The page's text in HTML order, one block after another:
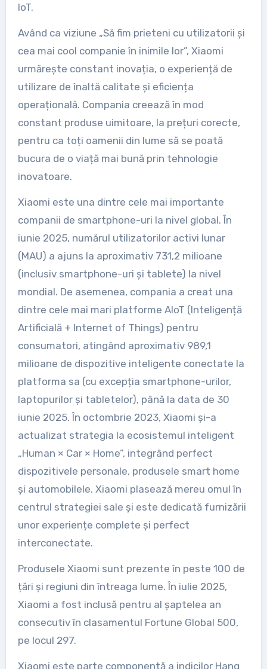
IoT.
Având ca viziune „Să fim prieteni cu utilizatorii și
cea mai cool companie în inimile lor”, Xiaomi
urmărește constant inovația, o experiență de
utilizare de înaltă calitate și eficiența
operațională. Compania creează în mod
constant produse uimitoare, la prețuri corecte,
pentru ca toți oamenii din lume să se poată
bucura de o viață mai bună prin tehnologie
inovatoare.
Xiaomi este una dintre cele mai importante
companii de smartphone-uri la nivel global. În
iunie 2025, numărul utilizatorilor activi lunar
(MAU) a ajuns la aproximativ 731,2 milioane
(inclusiv smartphone-uri și tablete) la nivel
mondial. De asemenea, compania a creat una
dintre cele mai mari platforme AIoT (Inteligență
Artificială + Internet of Things) pentru
consumatori, atingând aproximativ 989,1
milioane de dispozitive inteligente conectate la
platforma sa (cu excepția smartphone-urilor,
laptopurilor și tabletelor), până la data de 30
iunie 2025. În octombrie 2023, Xiaomi și-a
actualizat strategia la ecosistemul inteligent
„Human × Car × Home”, integrând perfect
dispozitivele personale, produsele smart home
și automobilele. Xiaomi plasează mereu omul în
centrul strategiei sale și este dedicată furnizării
unor experiențe complete și perfect
interconectate.
Produsele Xiaomi sunt prezente în peste 100 de
țări și regiuni din întreaga lume. În iulie 2025,
Xiaomi a fost inclusă pentru al șaptelea an
consecutiv în clasamentul Fortune Global 500,
pe locul 297.
Xiaomi este parte componentă a indicilor Hang